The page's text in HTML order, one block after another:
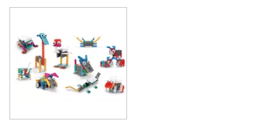
Цена ▲
Цена ▼